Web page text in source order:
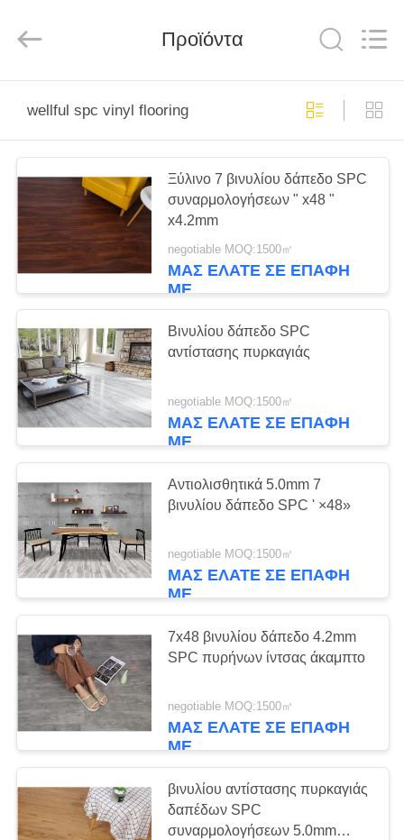
ΠΡΟΪΌΝΤΑ
ΒΊΝΤΕΟ
ΠΕΡΊΠΟΥ
ΕΜΕΊΣ
ΓΎΡΟΣ
ΕΡΓΟΣΤΑΣΊΩΝ
ΠΟΙΟΤΙΚΌΣ
ΈΛΕΓΧΟΣ
ΜΑΣ
ΕΛΆΤΕ
ΣΕ
ΕΠΑΦΉ
ΜΕ
ΕΙΔΉΣΕΙΣ
ΖΗΤΉΣΤΕ
ΈΝΑ
ΑΠΌΣΠΑΣΜΑ
Materials
Co.,Ltd..
Προϊόντα
wellful spc vinyl flooring
Ξύλινο 7 βινυλίου δάπεδο SPC
συναρμολογήσεων " x48 "
x4.2mm
negotiable MOQ:1500㎡
ΜΑΣ ΕΛΆΤΕ ΣΕ ΕΠΑΦΉ
ΜΕ
Βινυλίου δάπεδο SPC
αντίστασης πυρκαγιάς
negotiable MOQ:1500㎡
ΜΑΣ ΕΛΆΤΕ ΣΕ ΕΠΑΦΉ
ΜΕ
Αντιολισθητικά 5.0mm 7
βινυλίου δάπεδο SPC ' ×48»
negotiable MOQ:1500㎡
ΜΑΣ ΕΛΆΤΕ ΣΕ ΕΠΑΦΉ
ΜΕ
7x48 βινυλίου δάπεδο 4.2mm
SPC πυρήνων ίντσας άκαμπτο
negotiable MOQ:1500㎡
ΜΑΣ ΕΛΆΤΕ ΣΕ ΕΠΑΦΉ
ΜΕ
βινυλίου αντίστασης πυρκαγιάς
δαπέδων SPC
συναρμολογήσεων 5.0mm